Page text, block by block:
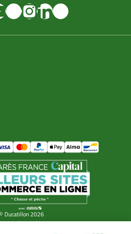
Ducatillon 2026
des cookies